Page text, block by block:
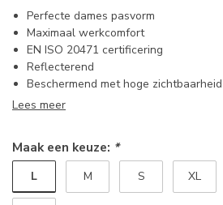
Perfecte dames pasvorm
Maximaal werkcomfort
EN ISO 20471 certificering
Reflecterend
Beschermend met hoge zichtbaarheid
Lees meer
Maak een keuze: *
L M S XL